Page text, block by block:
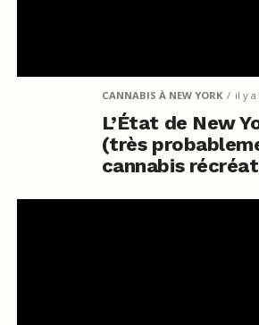
CANNABIS À NEW YORK il y a
L’État de New
(très
cannabis